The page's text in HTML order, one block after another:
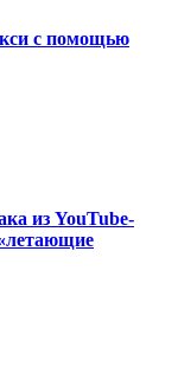
с помощью
из YouTube-